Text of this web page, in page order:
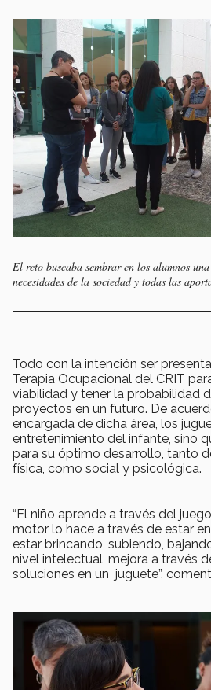
El reto buscaba sembrar en los alumnos
necesidades de la sociedad y todas las
Todo con la​ ​intención​ ​ser​
Terapia Ocupacional​ ​del​ ​CRIT​
viabilidad​ ​y​ tener la probabilidad
proyectos​ ​en un​ ​futuro. De​
encargada​ ​de dicha área, ​los
entretenimiento​ ​del​ ​infante,​ ​sino​
para​ ​su óptimo​ ​desarrollo,​ ​tanto​
física,​ ​como​ ​social​ ​y​ ​psicológica.​
​“​El niño aprende a través del
motor lo hace a través de estar
estar brincando, subiendo,
nivel intelectual, mejora a través
soluciones en un ​ juguete”,